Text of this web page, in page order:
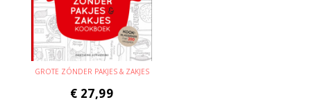
GROTE ZÓNDER PAKJES & ZAKJES
€ 27,99